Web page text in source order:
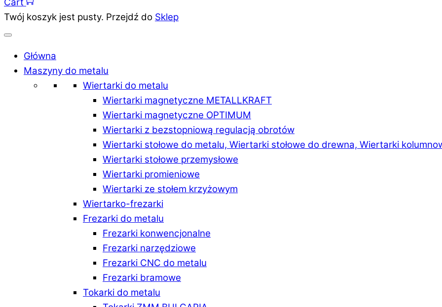
Cart
Twój koszyk jest pusty. Przejdź do Sklep
Główna
Maszyny do metalu
Wiertarki do metalu
Wiertarki magnetyczne METALLKRAFT
Wiertarki magnetyczne OPTIMUM
Wiertarki z bezstopniową regulacją obrotów
Wiertarki stołowe do metalu, Wiertarki stołowe do drewna, Wiertarki
Wiertarki stołowe przemysłowe
Wiertarki promieniowe
Wiertarki ze stołem krzyżowym
Wiertarko-frezarki
Frezarki do metalu
Frezarki konwencjonalne
Frezarki narzędziowe
Frezarki CNC do metalu
Frezarki bramowe
Tokarki do metalu